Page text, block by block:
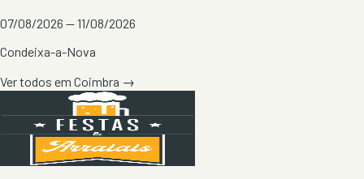
07/08/2026 — 11/08/2026
Condeixa-a-Nova
Ver todos em Coimbra →